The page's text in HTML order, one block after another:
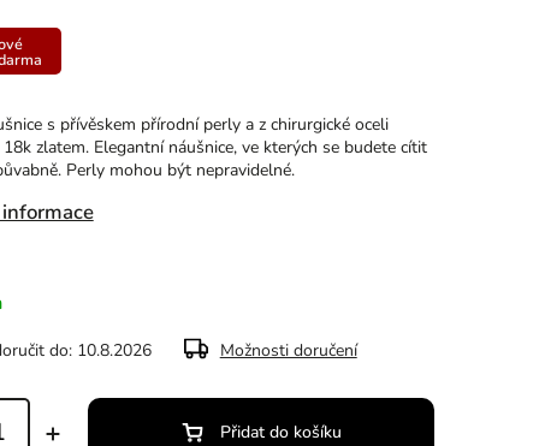
s přívěskem přírodní perly a z chirurgické oceli
18k zlatem. Elegantní náušnice, ve kterých se budete cítit
Perly mohou být nepravidelné.
do: 10.8.2026 Možnosti doručení
Přidat do košíku